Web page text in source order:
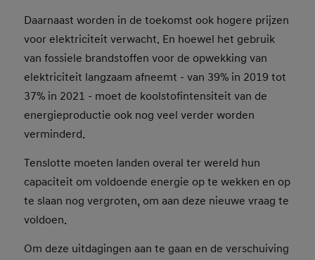
Daarnaast worden in de toekomst ook hogere prijzen
voor elektriciteit verwacht. En hoewel het gebruik
van fossiele brandstoffen voor de opwekking van
elektriciteit langzaam afneemt - van 39% in 2019 tot
37% in 2021 - moet de koolstofintensiteit van de
energieproductie ook nog veel verder worden
verminderd.
Tenslotte moeten landen overal ter wereld hun
capaciteit om voldoende energie op te wekken en op
te slaan nog vergroten, om aan deze nieuwe vraag te
voldoen.
Om deze uitdagingen aan te gaan en de verschuiving